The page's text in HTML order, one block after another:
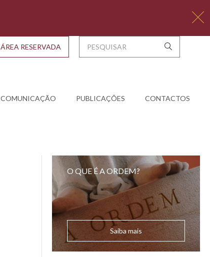
COMUNICAÇÃO PUBLICAÇÕES CONTACTOS
ÁREA RESERVADA
O QUE É A ORDEM?
Saiba mais